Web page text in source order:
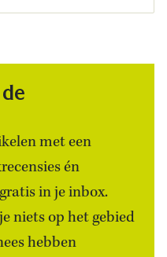
met een
én
in je inbox.
niets op het gebied
hebben